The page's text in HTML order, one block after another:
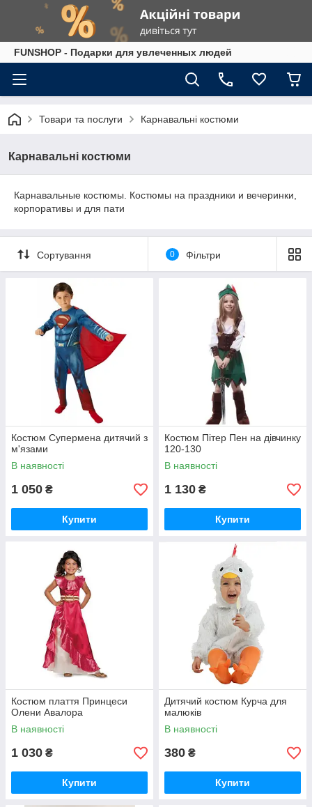
FUNSHOP - Подарки для увлеченных людей
Товари та послуги Карнавальні костюми
Карнавальні костюми
Карнавальные костюмы. Костюмы на праздники и вечеринки,
корпоративы и для пати
Сортування 0 Фільтри
Костюм Супермена дитячий з
м'язами
В наявності
1 050 ₴
Купити
Костюм Пітер Пен на дівчинку
120-130
В наявності
1 130 ₴
Купити
Костюм плаття Принцеси
Олени Авалора
В наявності
1 030 ₴
Купити
Дитячий костюм Курча для
малюків
В наявності
380 ₴
Купити